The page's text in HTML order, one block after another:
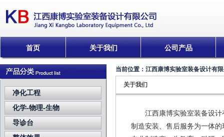
首页 关于我们 公司产品
净化工程
化学-物理-生物
导诊台
当前位置： 江西康博实验室装备设计有
关于我们
江西康博实验室装备设计
制造安装、售后服务为一体